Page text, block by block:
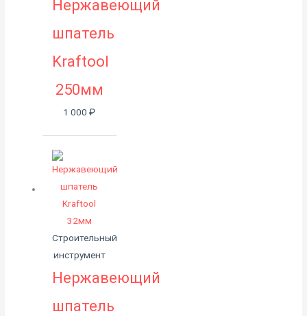
Нержавеющий
шпатель
Kraftool
250мм
1 000₽
Строительный
инструмент
Нержавеющий
шпатель